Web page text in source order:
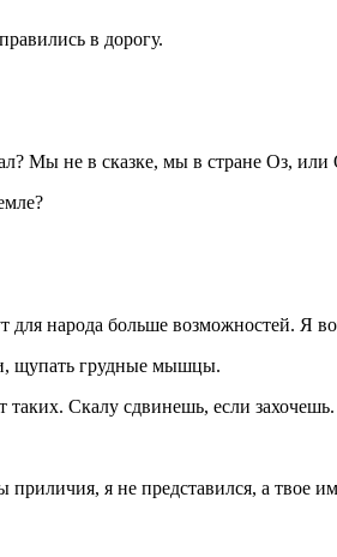
в дорогу.
Мы не в сказке, мы в стране Оз, или
народа больше возможностей. Я
щупать грудные мышцы.
Скалу сдвинешь, если
я не представился, а твое